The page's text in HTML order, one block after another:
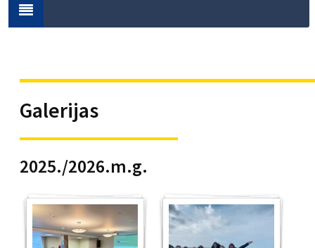
Galerijas
2025./2026.m.g.